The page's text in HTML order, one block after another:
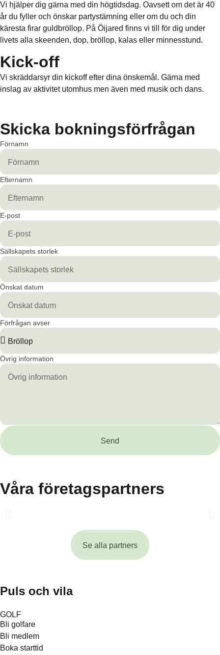
Vi hjälper dig gärna med din högtidsdag. Oavsett om det är 40
år du fyller och önskar partystämning eller om du och din
käresta firar guldbröllop. På Öijared finns vi till för dig under
livets alla skeenden, dop, bröllop, kalas eller minnesstund.
Kick-off
Vi skräddarsyr din kickoff efter dina önskemål. Gärna med
inslag av aktivitet utomhus men även med musik och dans.
Skicka bokningsförfrågan
Förnamn
Efternamn
E-post
Sällskapets storlek
Önskat datum
Förfrågan avser
Övrig information
Send
Våra företagspartners
Se alla partners
Puls och vila
GOLF
Bli golfare
Bli medlem
Boka starttid